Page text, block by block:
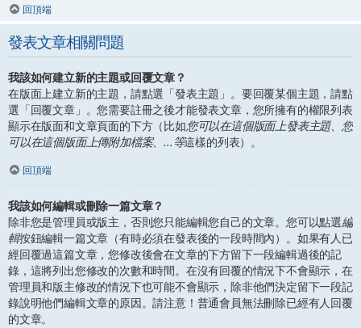
回頂端
發表文章相關問題
我該如何建立新的主題或回覆文章？
在版面上建立新的主題，請點選「發表主題」。要回覆某個主題，請點
選「回覆文章」。您需要註冊之後才能發表文章，您所擁有的權限列表
顯示在版面和文章頁面的下方（比如您可以在這個版面上發表主題、您
可以在這個版面上傳附加檔案、...等這樣的列表）。
回頂端
我該如何編輯或刪除一篇文章？
除非您是管理員或版主，否則您只能編輯您自己的文章。您可以點選編
輯按鈕編輯一篇文章（有時必須在發表後的一段時間內）。如果有人已
經回覆過這篇文章，您修改後會在文章的下方留下一段編輯過後的記
錄，這將列出您修改的次數和時間。在沒有回覆的情況下不會顯示，在
管理員和版主修改的情況下也可能不會顯示，除非他們決定留下一段記
錄說明他們編輯文章的原因。請注意！普通會員無法刪除已經有人回覆
的文章。